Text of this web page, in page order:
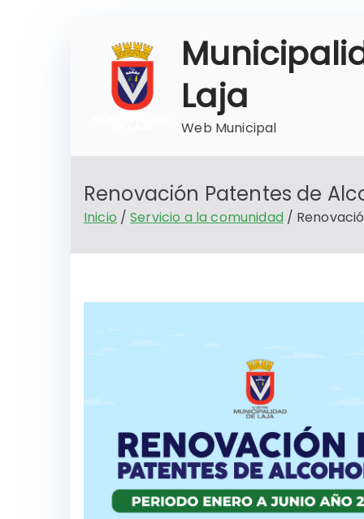
contenido
Laja
Web Municipal
Renovación Patentes de
Inicio Servicio a la comunidad